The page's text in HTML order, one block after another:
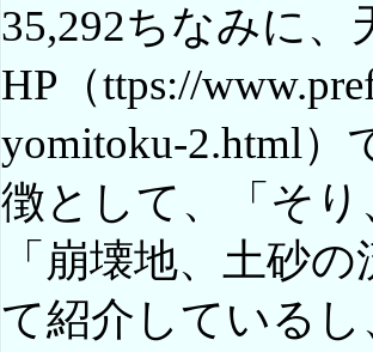
35,292ちなみに
HP（ttps://
yomitoku-2.html
徴として、「そ
「崩壊地、土砂
て紹介している